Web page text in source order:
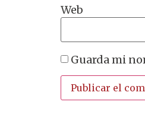
Web
Guarda mi